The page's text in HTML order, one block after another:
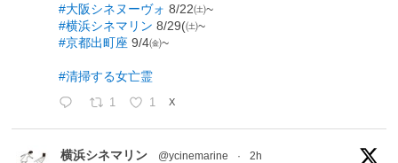
#大阪シネヌーヴォ 8/22㈯~
#横浜シネマリン 8/29(㈯~
#京都出町座 9/4㈮~
#清掃する女亡霊
1 1 X
横浜シネマリン @ycinemarine · 2h